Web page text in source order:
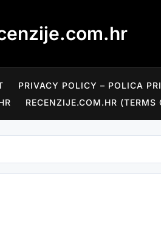
PRIVACY POLICY – POLICA
RECENZIJE.COM.HR (TERMS